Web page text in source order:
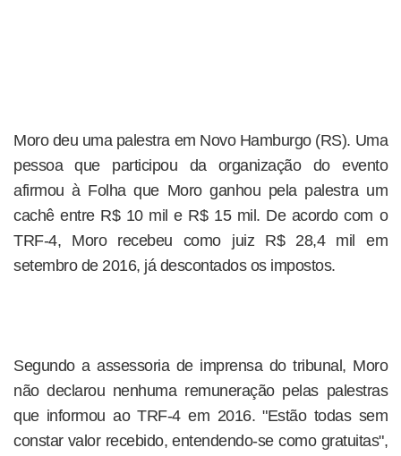
Moro deu uma palestra em Novo Hamburgo (RS). Uma
pessoa que participou da organização do evento
afirmou à Folha que Moro ganhou pela palestra um
cachê entre R$ 10 mil e R$ 15 mil. De acordo com o
TRF-4, Moro recebeu como juiz R$ 28,4 mil em
setembro de 2016, já descontados os impostos.
Segundo a assessoria de imprensa do tribunal, Moro
não declarou nenhuma remuneração pelas palestras
que informou ao TRF-4 em 2016. "Estão todas sem
constar valor recebido, entendendo-se como gratuitas",